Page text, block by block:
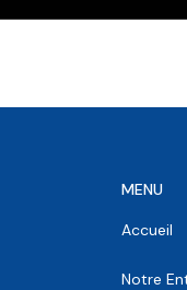
MENU
Accueil
Notre